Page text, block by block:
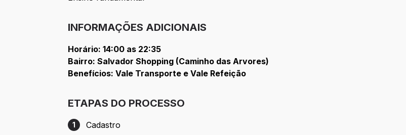
INFORMAÇÕES ADICIONAIS
Horário: 14:00 as 22:35
Bairro: Salvador Shopping (Caminho das Arvores)
Benefícios: Vale Transporte e Vale Refeição
ETAPAS DO PROCESSO
Etapa 1: Cadastro
1 Cadastro